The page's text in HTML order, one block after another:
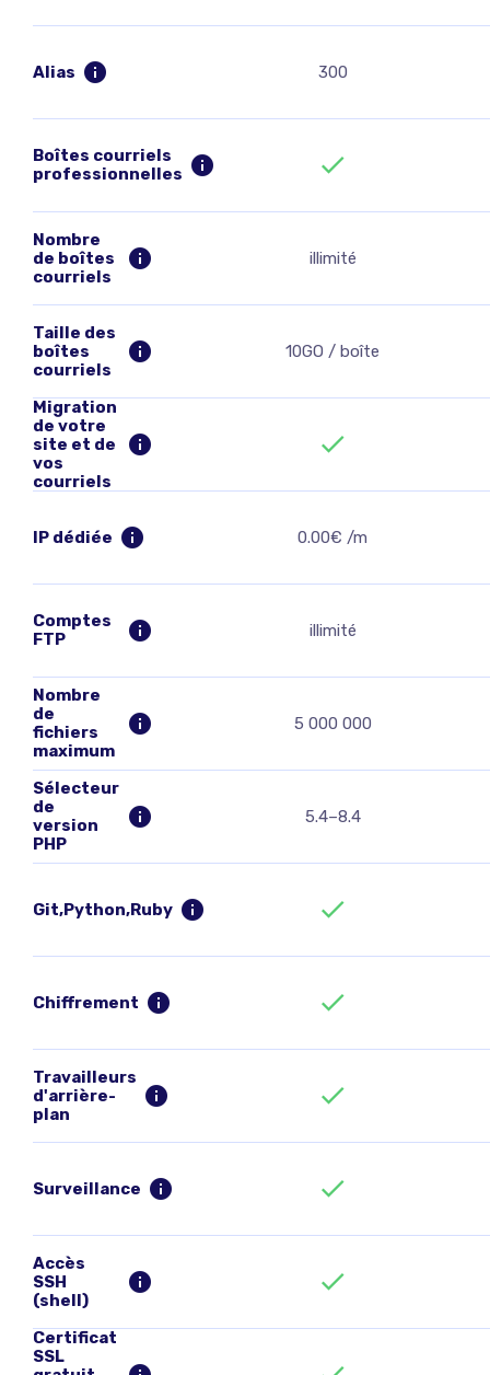
Alias
Boîtes courriels
professionnelles
Nombre
de boîtes
courriels
Taille des
boîtes
courriels
Migration
de votre
site et de
vos
courriels
IP dédiée
Comptes
FTP
Nombre
de
fichiers
maximum
Sélecteur
de
version
PHP
Git,Python,Ruby
Chiffrement
Travailleurs
d'arrière-
plan
Surveillance
Accès
SSH
(shell)
Certificat
SSL
300
illimité
10GO / boîte
0.00€ /m
illimité
5 000 000
5.4–8.4